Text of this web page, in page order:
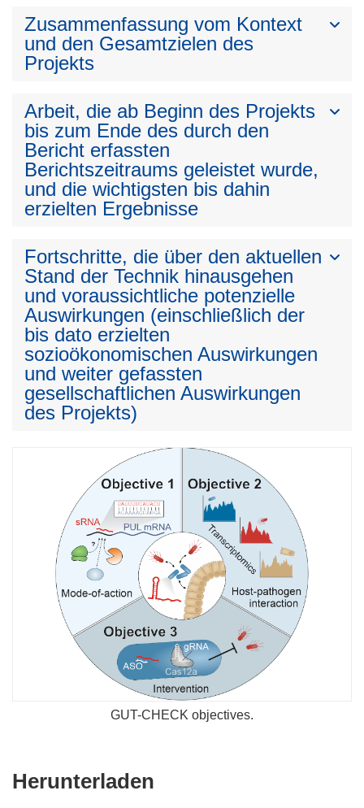
Zusammenfassung vom Kontext
und den Gesamtzielen des
Projekts
Arbeit, die ab Beginn des Projekts
bis zum Ende des durch den
Bericht erfassten
Berichtszeitraums geleistet wurde,
und die wichtigsten bis dahin
erzielten Ergebnisse
Fortschritte, die über den aktuellen
Stand der Technik hinausgehen
und voraussichtliche potenzielle
Auswirkungen (einschließlich der
bis dato erzielten
sozioökonomischen Auswirkungen
und weiter gefassten
gesellschaftlichen Auswirkungen
des Projekts)
GUT-CHECK objectives.
Herunterladen